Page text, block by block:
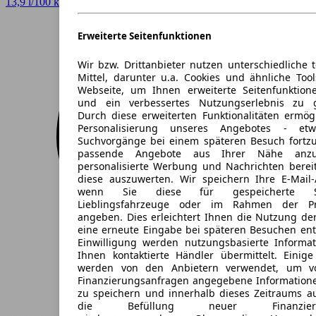
Erweiterte Seitenfunktionen
Wir bzw. Drittanbieter nutzen unterschiedliche
Mittel, darunter u.a. Cookies und ähnliche
Webseite, um Ihnen erweiterte
und ein verbessertes Nutzungserlebnis zu
Durch diese erweiterten Funktionalitäten
Personalisierung unseres Angebotes -
Suchvorgänge bei einem späteren Besuch
passende Angebote aus Ihrer Nähe
personalisierte Werbung und Nachrichten
diese auszuwerten. Wir speichern Ihre E-Mail-
wenn Sie diese für gespeicherte
Lieblingsfahrzeuge oder im Rahmen der
angeben. Dies erleichtert Ihnen die Nutzung
eine erneute Eingabe bei späteren Besuchen
Einwilligung werden nutzungsbasierte
Ihnen kontaktierte Händler übermittelt. Einige
werden von den Anbietern verwendet, um
Finanzierungsanfragen angegebene
zu speichern und innerhalb dieses Zeitraums
die Befüllung neuer